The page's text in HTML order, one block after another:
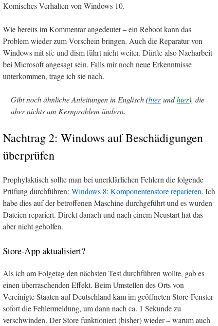
Komisches Verhalten von Windows 10.
Wie bereits im Kommentar angedeutet – ein Reboot kann das
Problem wieder zum Vorschein bringen. Auch die Reparatur von
Windows mit sfc und dism führt nicht weiter. Dürfte also Nacharbeit
bei Microsoft angesagt sein. Falls mir noch neue Erkenntnisse
unterkommen, trage ich sie nach.
Gibt noch ähnliche Anleitungen in Englisch (hierundhier), die
aber nichts am Kernproblem ändern.
Nachtrag 2: Windows auf Beschädigungen
überprüfen
Prophylaktisch sollte man bei unerklärlichen Fehlern die folgende
Prüfung durchführen: Windows 8: Komponentenstore reparieren. Ich
habe dies auf der betroffenen Maschine durchgeführt und es wurden
Dateien repariert. Direkt danach und nach einem Neustart hat das
aber nicht geholfen.
Store-App aktualisiert?
Als ich am Folgetag den nächsten Test durchführen wollte, gab es
einen überraschenden Effekt. Beim Umstellen des Orts von
Vereinigte Staaten auf Deutschland kam im geöffneten Store-Fenster
sofort die Fehlermeldung, um dann nach ca. 1 Sekunde zu
verschwinden. Der Store funktioniert (bisher) wieder – warum auch